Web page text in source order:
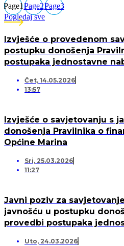
Page1Page2Page3
Pogledaj sve
Izvješće o provedenom
postupku donošenja
postupaka jednostavne
Čet, 14.05.2026
13:57
Izvješće o savjetovanju s
donošenja Pravilnika o
Općine Marina
Sri, 25.03.2026
11:27
Javni poziv za
javnošću u postupku
provedbi postupaka
Uto, 24.03.2026